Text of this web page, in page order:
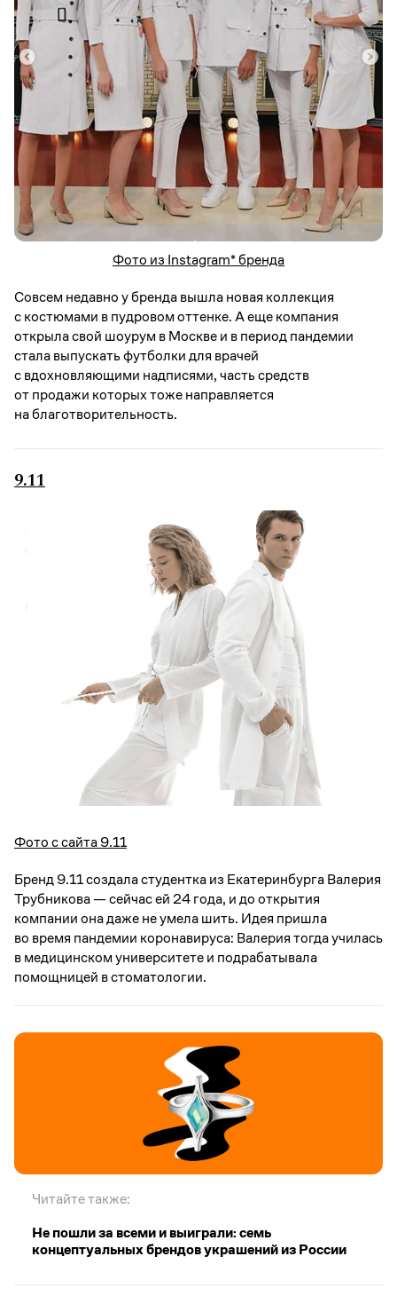
Фото из Instagram* бренда
Совсем недавно у бренда вышла новая коллекция
с костюмами в пудровом оттенке. А еще компания
открыла свой шоурум в Москве и в период пандемии
стала выпускать футболки для врачей
с вдохновляющими надписями, часть средств
от продажи которых тоже направляется
на благотворительность.
9.11
Фото с сайта 9.11
Бренд 9.11 создала студентка из Екатеринбурга Валерия
Трубникова — сейчас ей 24 года, и до открытия
компании она даже не умела шить. Идея пришла
во время пандемии коронавируса: Валерия тогда училась
в медицинском университете и подрабатывала
помощницей в стоматологии.
Читайте также:
Не пошли за всеми и выиграли: семь
концептуальных брендов украшений из России